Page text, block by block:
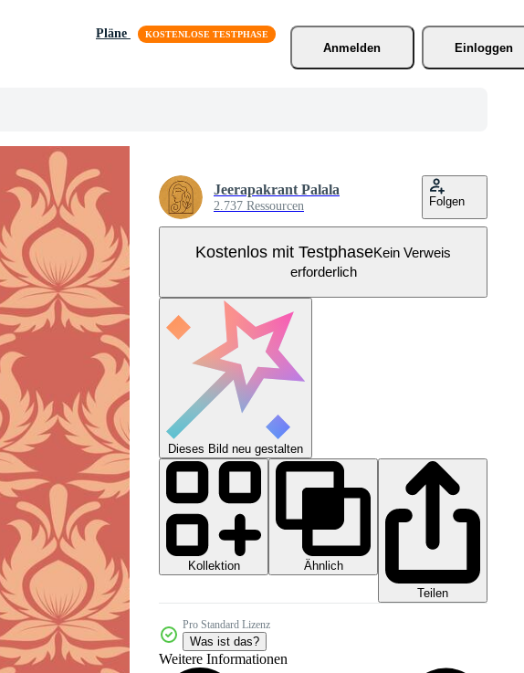
Pläne
Anmelden
Einloggen
Jeerapakrant Palala
2.737 Ressourcen Folgen
Kostenlos mit TestphaseKein Verweis
erforderlich
Dieses Bild neu gestalten
Kollektion
Ähnlich
Teilen
Pro Standard Lizenz
Was ist das?
Weitere Informationen